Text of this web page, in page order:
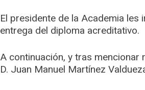
El presidente de la Academia les
entrega del diploma acreditativo.
A continuación, y tras
D. Juan Manuel Martínez